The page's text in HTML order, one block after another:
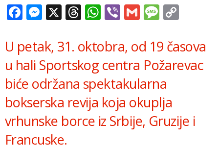
Facebook
Messenger
X Threads
WhatsApp
ViberGmail
U petak, 31. oktobra, od 19 časova
u hali Sportskog centra Požarevac
biće održana spektakularna
bokserska revija koja okuplja
vrhunske borce iz Srbije, Gruzije i
Francuske.